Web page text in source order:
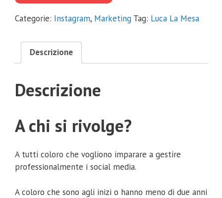
Categorie: Instagram, Marketing Tag: Luca La Mesa
Descrizione
Descrizione
A chi si rivolge?
A tutti coloro che vogliono imparare a gestire
professionalmente i social media.
A coloro che sono agli inizi o hanno meno di due anni